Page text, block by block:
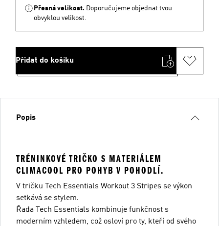
Přesná velikost. Doporučujeme objednat tvou
obvyklou velikost.
Přidat do košíku
Popis
TRÉNINKOVÉ TRIČKO S MATERIÁLEM
CLIMACOOL PRO POHYB V POHODLÍ.
V tričku Tech Essentials Workout 3 Stripes se výkon
setkává se stylem.
Řada Tech Essentials kombinuje funkčnost s
moderním vzhledem, což osloví pro ty, kteří od svého